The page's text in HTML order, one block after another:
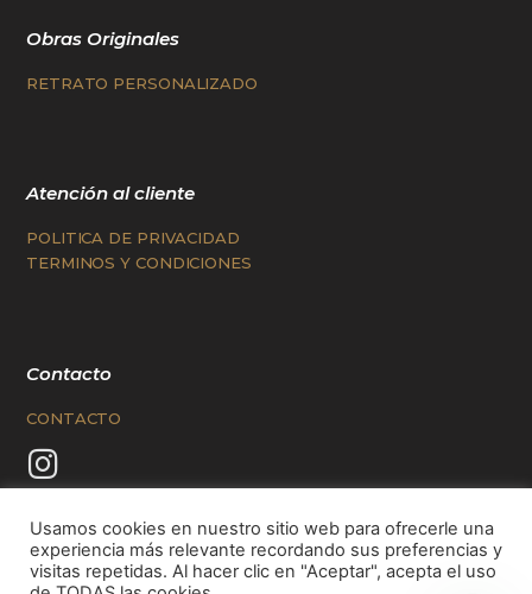
Obras Originales
RETRATO PERSONALIZADO
Atención al cliente
POLITICA DE PRIVACIDAD
TERMINOS Y CONDICIONES
Contacto
CONTACTO
Usamos cookies en nuestro sitio web para ofrecerle una
experiencia más relevante recordando sus preferencias y
visitas repetidas. Al hacer clic en "Aceptar", acepta el uso